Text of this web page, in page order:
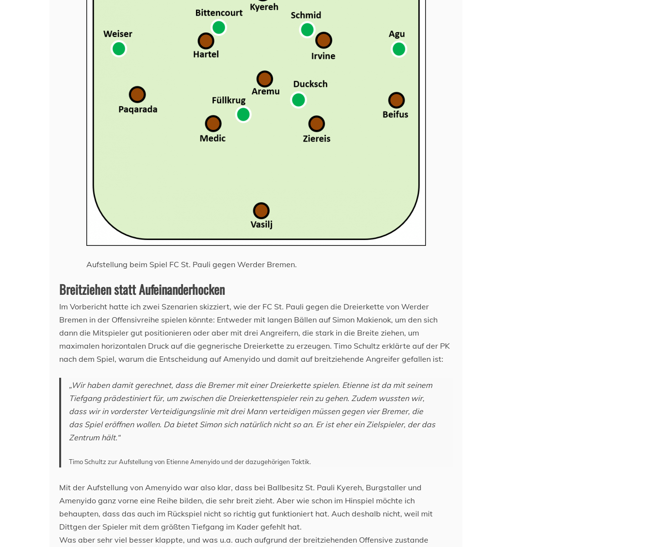
Aufstellung beim Spiel FC St. Pauli gegen Werder Bremen.
Breitziehen statt Aufeinanderhocken
Im Vorbericht hatte ich zwei Szenarien skizziert, wie der FC St. Pauli gegen die Dreierkette von Werder
Bremen in der Offensivreihe spielen könnte: Entweder mit langen Bällen auf Simon Makienok, um den sich
dann die Mitspieler gut positionieren oder aber mit drei Angreifern, die stark in die Breite ziehen, um
maximalen horizontalen Druck auf die gegnerische Dreierkette zu erzeugen. Timo Schultz erklärte auf der PK
nach dem Spiel, warum die Entscheidung auf Amenyido und damit auf breitziehende Angreifer gefallen ist:
„Wir haben damit gerechnet, dass die Bremer mit einer Dreierkette spielen. Etienne ist da mit seinem
Tiefgang prädestiniert für, um zwischen die Dreierkettenspieler rein zu gehen. Zudem wussten wir,
dass wir in vorderster Verteidigungslinie mit drei Mann verteidigen müssen gegen vier Bremer, die
das Spiel eröffnen wollen. Da bietet Simon sich natürlich nicht so an. Er ist eher ein Zielspieler, der das
Zentrum hält.“
Timo Schultz zur Aufstellung von Etienne Amenyido und der dazugehörigen Taktik.
Mit der Aufstellung von Amenyido war also klar, dass bei Ballbesitz St. Pauli Kyereh, Burgstaller und
Amenyido ganz vorne eine Reihe bilden, die sehr breit zieht. Aber wie schon im Hinspiel möchte ich
behaupten, dass das auch im Rückspiel nicht so richtig gut funktioniert hat. Auch deshalb nicht, weil mit
Dittgen der Spieler mit dem größten Tiefgang im Kader gefehlt hat.
Was aber sehr viel besser klappte, und was u.a. auch aufgrund der breitziehenden Offensive zustande